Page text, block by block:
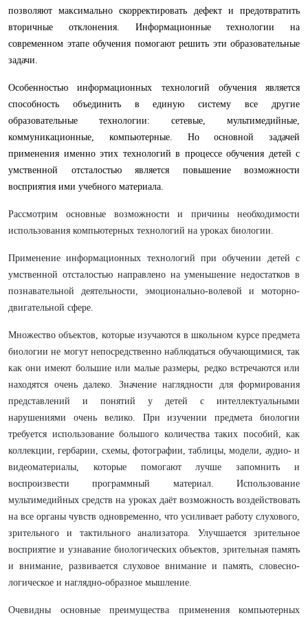
позволяют максимально скорректировать дефект и предотвратить
вторичные отклонения. Информационные технологии на
современном этапе обучения помогают решить эти образовательные
задачи.
Особенностью информационных технологий обучения является
способность объединить в единую систему все другие
образовательные технологии: сетевые, мультимедийные,
коммуникационные, компьютерные. Но основной задачей
применения именно этих технологий в процессе обучения детей с
умственной отсталостью является повышение возможности
восприятия ими учебного материала.
Рассмотрим основные возможности и причины необходимости
использования компьютерных технологий на уроках биологии.
Применение информационных технологий при обучении детей с
умственной отсталостью направлено на уменьшение недостатков в
познавательной деятельности, эмоционально-волевой и моторно-
двигательной сфере.
Множество объектов, которые изучаются в школьном курсе предмета
биологии не могут непосредственно наблюдаться обучающимися, так
как они имеют большие или малые размеры, редко встречаются или
находятся очень далеко. Значение наглядности для формирования
представлений и понятий у детей с интеллектуальными
нарушениями очень велико. При изучении предмета биологии
требуется использование большого количества таких пособий, как
коллекции, гербарии, схемы, фотографии, таблицы, модели, аудио- и
видеоматериалы, которые помогают лучше запомнить и
воспроизвести программный материал. Использование
мультимедийных средств на уроках даёт возможность воздействовать
на все органы чувств одновременно, что усиливает работу слухового,
зрительного и тактильного анализатора. Улучшается зрительное
восприятие и узнавание биологических объектов, зрительная память
и внимание, развивается слуховое внимание и память, словесно-
логическое и наглядно-образное мышление.
Очевидны основные преимущества применения компьютерных